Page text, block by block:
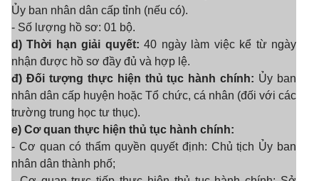
Ủy ban nhân dân cấp tỉnh (nếu có).
- Số lượng hồ sơ: 01 bộ.
d) Thời hạn giải quyết: 40 ngày làm việc kể từ ngày
nhận được hồ sơ đầy đủ và hợp lệ.
đ) Đối tượng thực hiện thủ tục hành chính: Ủy ban
nhân dân cấp huyện hoặc Tổ chức, cá nhân (đối với các
trường trung học tư thục).
e) Cơ quan thực hiện thủ tục hành chính:
- Cơ quan có thẩm quyền quyết định: Chủ tịch Ủy ban
nhân dân thành phố;